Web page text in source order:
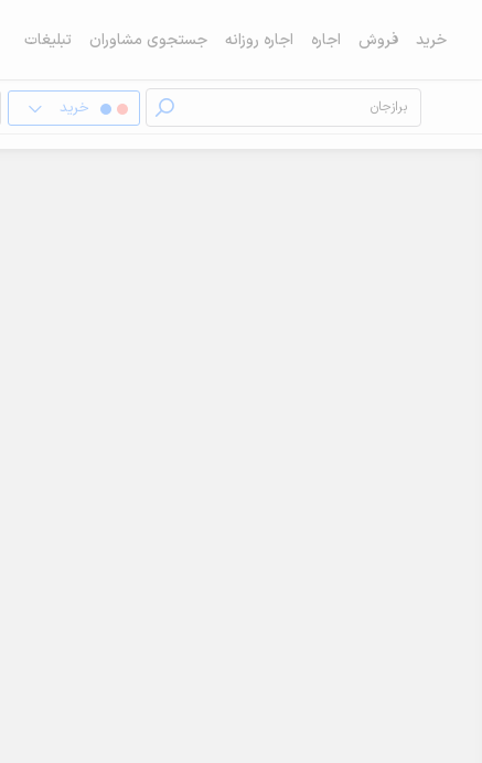
خرید فروش اجاره اجاره روزانه جستجوی مشاوران تبلیغات
خرید